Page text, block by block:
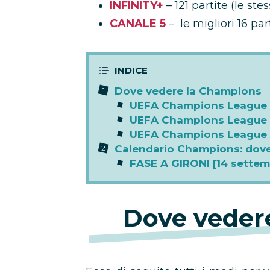
INFINITY+ – 121 partite (le
CANALE 5 – le migliori 16
Dove vedere la Champions
UEFA Champions League
UEFA Champions
UEFA Champions
Calendario Champions:
FASE A GIRONI [14
Dove